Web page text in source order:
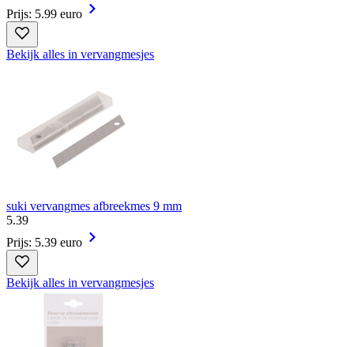
Prijs: 5.99 euro
Bekijk alles in vervangmesjes
suki vervangmes afbreekmes 9 mm
5.39
Prijs: 5.39 euro
Bekijk alles in vervangmesjes